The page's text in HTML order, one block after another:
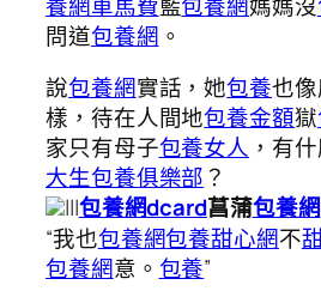
問道包養網 。
說包養網實話，她包養也
樣，待在人間地包養金額獄
家只有母子包養女人 ，有
大生包養俱樂部 ？
|||包養網dcard菖蒲包養網
“我也包養網包養甜心網不
包養網意。 包養”